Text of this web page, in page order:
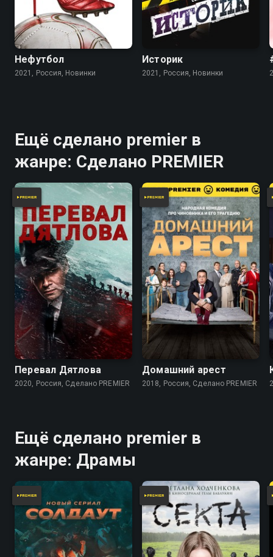
Нефутбол
2021, Россия, Новинки
Историк
2021, Россия, Новинки
Ещё сделано premier в
жанре: Сделано PREMIER
7.7 7.5
Перевал Дятлова
2020, Россия, Сделано PREMIER
7.9 7.7
Домашний арест
2018, Россия, Сделано PREMIER
Ещё сделано premier в
жанре: Драмы